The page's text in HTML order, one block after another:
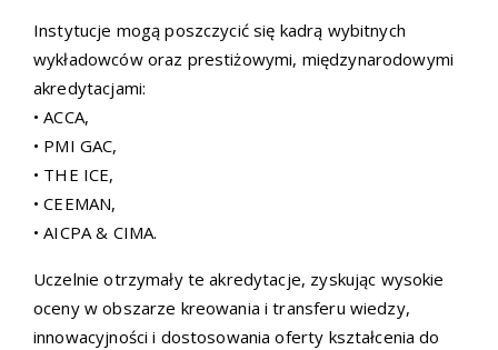
Instytucje mogą poszczycić się kadrą wybitnych
wykładowców oraz prestiżowymi, międzynarodowymi
akredytacjami:
• ACCA,
• PMI GAC,
• THE ICE,
• CEEMAN,
• AICPA & CIMA.
Uczelnie otrzymały te akredytacje, zyskując wysokie
oceny w obszarze kreowania i transferu wiedzy,
innowacyjności i dostosowania oferty kształcenia do